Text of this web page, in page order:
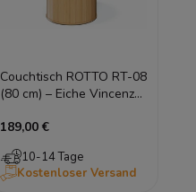
Couchtisch ROTTO RT-08
(80 cm) – Eiche Vincenza
Design
189,00 €
10-14 Tage
Kostenloser Versand